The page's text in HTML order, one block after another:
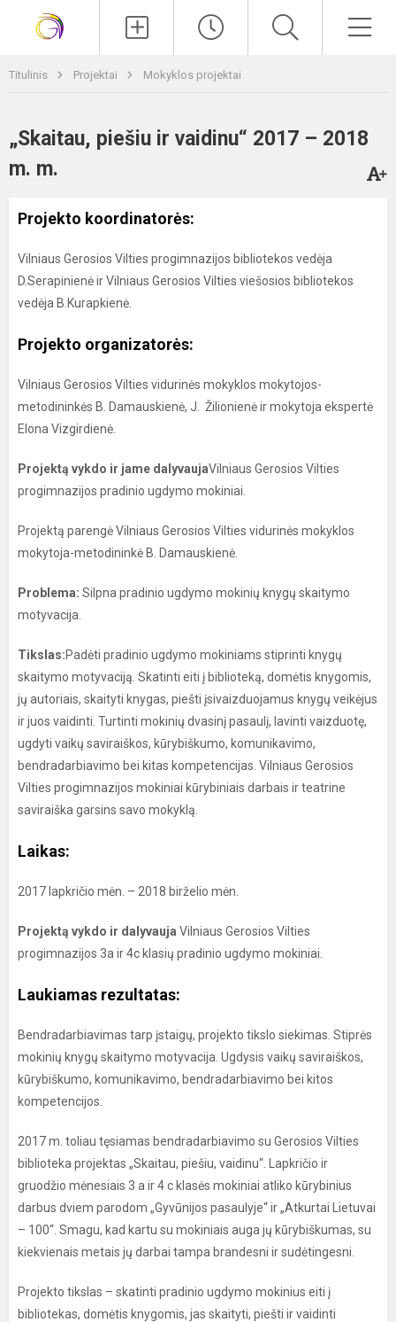
Titulinis Projektai Mokyklos projektai
„Skaitau, piešiu ir vaidinu“ 2017 – 2018
m. m.
Projekto koordinatorės:
Vilniaus Gerosios Vilties progimnazijos bibliotekos vedėja
D.Serapinienė ir Vilniaus Gerosios Vilties viešosios bibliotekos
vedėja B.Kurapkienė.
Projekto organizatorės:
Vilniaus Gerosios Vilties vidurinės mokyklos mokytojos-
metodininkės B. Damauskienė, J. Žilionienė ir mokytoja ekspertė
Elona Vizgirdienė.
Projektą vykdo ir jame dalyvaujaVilniaus Gerosios Vilties
progimnazijos pradinio ugdymo mokiniai.
Projektą parengė Vilniaus Gerosios Vilties vidurinės mokyklos
mokytoja-metodininkė B. Damauskienė.
Problema: Silpna pradinio ugdymo mokinių knygų skaitymo
motyvacija.
Tikslas:Padėti pradinio ugdymo mokiniams stiprinti knygų
skaitymo motyvaciją. Skatinti eiti į biblioteką, domėtis knygomis,
jų autoriais, skaityti knygas, piešti įsivaizduojamus knygų veikėjus
ir juos vaidinti. Turtinti mokinių dvasinį pasaulį, lavinti vaizduotę,
ugdyti vaikų saviraiškos, kūrybiškumo, komunikavimo,
bendradarbiavimo bei kitas kompetencijas. Vilniaus Gerosios
Vilties progimnazijos mokiniai kūrybiniais darbais ir teatrine
saviraiška garsins savo mokyklą.
Laikas:
2017 lapkričio mėn. – 2018 birželio mėn.
Projektą vykdo ir dalyvauja Vilniaus Gerosios Vilties
progimnazijos 3a ir 4c klasių pradinio ugdymo mokiniai.
Laukiamas rezultatas:
Bendradarbiavimas tarp įstaigų, projekto tikslo siekimas. Stiprės
mokinių knygų skaitymo motyvacija. Ugdysis vaikų saviraiškos,
kūrybiškumo, komunikavimo, bendradarbiavimo bei kitos
kompetencijos.
2017 m. toliau tęsiamas bendradarbiavimo su Gerosios Vilties
biblioteka projektas „Skaitau, piešiu, vaidinu“. Lapkričio ir
gruodžio mėnesiais 3 a ir 4 c klasės mokiniai atliko kūrybinius
darbus dviem parodom „Gyvūnijos pasaulyje“ ir „Atkurtai Lietuvai
– 100“. Smagu, kad kartu su mokiniais auga jų kūrybiškumas, su
kiekvienais metais jų darbai tampa brandesni ir sudėtingesni.
Projekto tikslas – skatinti pradinio ugdymo mokinius eiti į
bibliotekas, domėtis knygomis, jas skaityti, piešti ir vaidinti